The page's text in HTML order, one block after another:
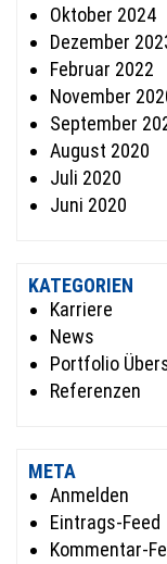
Oktober 2024
Dezember
Februar 2022
November
September
August 2020
Juli 2020
Juni 2020
KATEGORIEN
Karriere
News
Portfolio
Referenzen
META
Anmelden
Eintrags-Feed
Kommentar-